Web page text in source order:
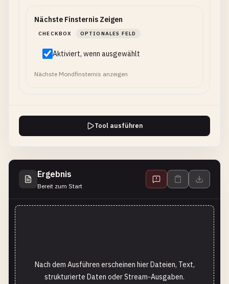
Nächste Finsternis Zeigen
CHECKBOX OPTIONALES FELD
Aktiviert, wenn ausgewählt
Nächste Mondfinsternis anzeigen
Tool ausführen
Ergebnis
Bereit zum Start
Nach dem Ausführen erscheinen hier Dateien, Text,
strukturierte Daten oder Stream-Ausgaben.